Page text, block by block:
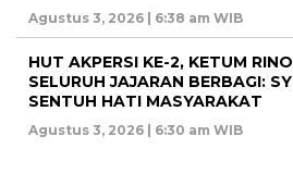
Agustus 3, 2026 | 6:38 am WIB
HUT AKPERSI KE-2, KETUM
SELURUH JAJARAN BERBAGI:
SENTUH HATI MASYARAKAT
Agustus 3, 2026 | 6:30 am WIB